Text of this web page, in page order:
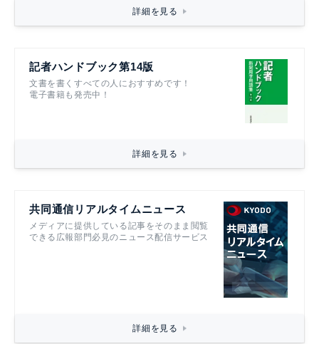
詳細を見る
記者ハンドブック第14版
文書を書くすべての人におすすめです！
電子書籍も発売中！
詳細を見る
共同通信リアルタイムニュース
メディアに提供している記事をそのまま閲覧
できる広報部門必見のニュース配信サービス
詳細を見る